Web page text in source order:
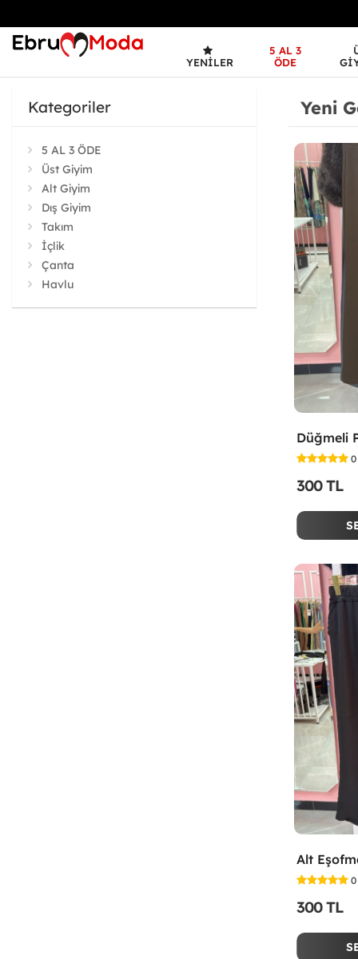
YENILER
5 AL 3
ÖDE
Kategoriler
5 AL 3 ÖDE
Üst Giyim
Alt Giyim
Dış Giyim
Takım
İçlik
Çanta
Havlu
Yeni
0
300 TL
Alt
0
300 TL